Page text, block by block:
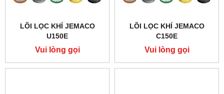
LÕI LỌC KHÍ JEMACO
U150E
Vui lòng gọi
LÕI LỌC KHÍ JEMACO
C150E
Vui lòng gọi